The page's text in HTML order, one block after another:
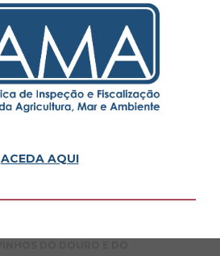
ACEDA AQUI